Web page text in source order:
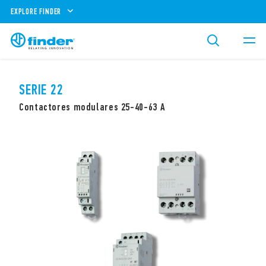
EXPLORE FINDER
SERIE 22
Contactores modulares 25-40-63 A